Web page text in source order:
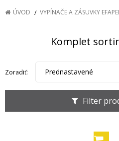
ÚVOD VYPÍNAČE A ZÁSUVKY
Komplet
Filter
Zoradiť: Prednastavené